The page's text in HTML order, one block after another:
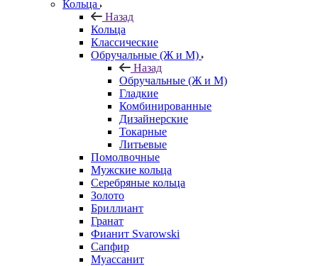
Кольца
Назад
Кольца
Классические
Обручальные (Ж и М)
Назад
Обручальные (Ж и М)
Гладкие
Комбинированные
Дизайнерские
Токарные
Литьевые
Помолвочные
Мужские кольца
Серебряные кольца
Золото
Бриллиант
Гранат
Фианит Svarowski
Сапфир
Муассанит